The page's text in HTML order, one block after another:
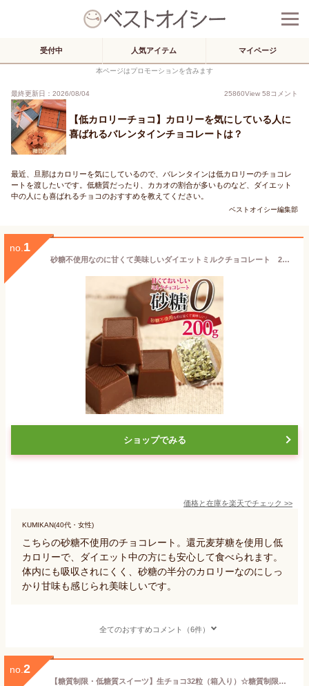
受付中 人気アイテム マイページ
本ページはプロモーションを含みます
最終更新日：2026/08/04 25860View 58コメント
【低カロリーチョコ】カロリーを気にしている人に
喜ばれるバレンタインチョコレートは？
最近、旦那はカロリーを気にしているので、バレンタインは低カロリーのチョコレ
ートを渡したいです。低糖質だったり、カカオの割合が多いものなど、ダイエット
中の人にも喜ばれるチョコのおすすめを教えてください。
ベストオイシー編集部
no. 1
砂糖不使用なのに甘くて美味しいダイエットミルクチョコレート 200g 食物繊維がたっぷり 準チョコレート【ゆうパケット送料無料】ダイエット中だしカロリーが気になる そんな方にお勧めのチョコレートです! 低カロリー 還元麦芽糖使用 バレンタイン 訳あり
ショップでみる
価格と在庫を楽天でチェック >>
KUMIKAN(40代・女性)
こちらの砂糖不使用のチョコレート。還元麦芽糖を使用し低
カロリーで、ダイエット中の方にも安心して食べられます。
体内にも吸収されにくく、砂糖の半分のカロリーなのにしっ
かり甘味も感じられ美味しいです。
全てのおすすめコメント（6件）
no. 2
【糖質制限・低糖質スイーツ】生チョコ32粒（箱入り）☆糖質制限中の方、ダイエット中の方にオススメ！☆ ギフト バレンタイン